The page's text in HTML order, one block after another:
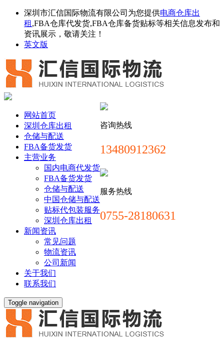
深圳市汇信国际物流有限公司为您提供电商仓库出
租 ,FBA仓库代发货,FBA仓库备货贴标等相关信息发布和
资讯展示，敬请关注！
英文版
咨询热线
13480912362
服务热线
0755-28180631
网站首页
深圳仓库出租
仓储与配送
FBA备货发货
主营业务
国内电商代发货
FBA备货发货
仓储与配送
中国仓储与配送
贴标代包装服务
深圳仓库出租
新闻资讯
常见问题
物流资讯
公司新闻
关于我们
联系我们
Toggle navigation